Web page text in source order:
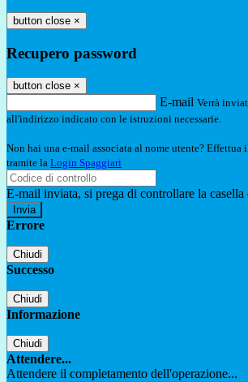
button close ×
Recupero password
button close ×
E-mail Verrà
all'indirizzo indicato con le istruzioni necessarie.
Non hai una e-mail associata al nome utente? Effettua
tramite la Login Spaggiari
E-mail inviata, si prega di controllare la casella
Errore
Chiudi
Successo
Chiudi
Informazione
Chiudi
Attendere...
Attendere il completamento dell'operazione...